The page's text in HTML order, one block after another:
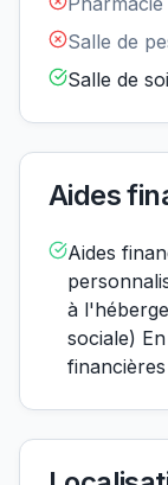
Salle de
Salle de
Aides
Aides
à
sociale)
financières